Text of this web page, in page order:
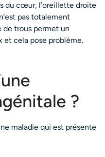
du cœur, l’oreillette droite
pas totalement
de trous permet un
et cela pose problème.
?
maladie qui est présente